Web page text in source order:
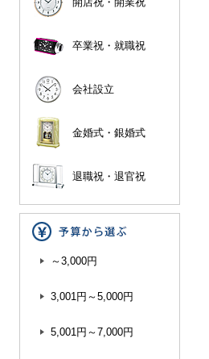
卒業祝・就職祝
会社設立
金婚式・銀婚式
退職祝・退官祝
～3,000円
3,001円～5,000円
5,001円～7,000円